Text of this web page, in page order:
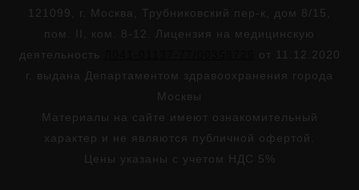
121099, г. Москва, Трубниковский пер-к, дом 8/15,
пом. II, ком. 8-12. Лицензия на медицинскую
деятельность
от 11.12.2020
г. выдана Департаментом здравоохранения города
Москвы
Материалы на сайте имеют ознакомительный
характер и не являются публичной офертой.
Цены указаны с учетом НДС 5%